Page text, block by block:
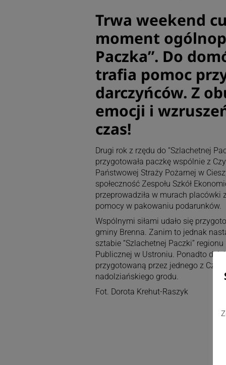
Trwa weekend
moment
Paczka”. Do
trafia pomoc
darczyńców. Z
emocji i
czas!
Drugi rok z rzędu do “Szlachetnej
przygotowała paczkę wspólnie z
Państwowej Straży Pożarnej w
społeczność Zespołu Szkół
przeprowadziła w murach placówki
pomocy w pakowaniu podarunków.
Wspólnymi siłami udało się
gminy Brenna. Zanim to jednak
sztabie “Szlachetnej Paczki”
Publicznej w Ustroniu. Ponadto
przygotowaną przez jednego z
nadolziańskiego grodu.
Fot. Dorota Krehut-Raszyk